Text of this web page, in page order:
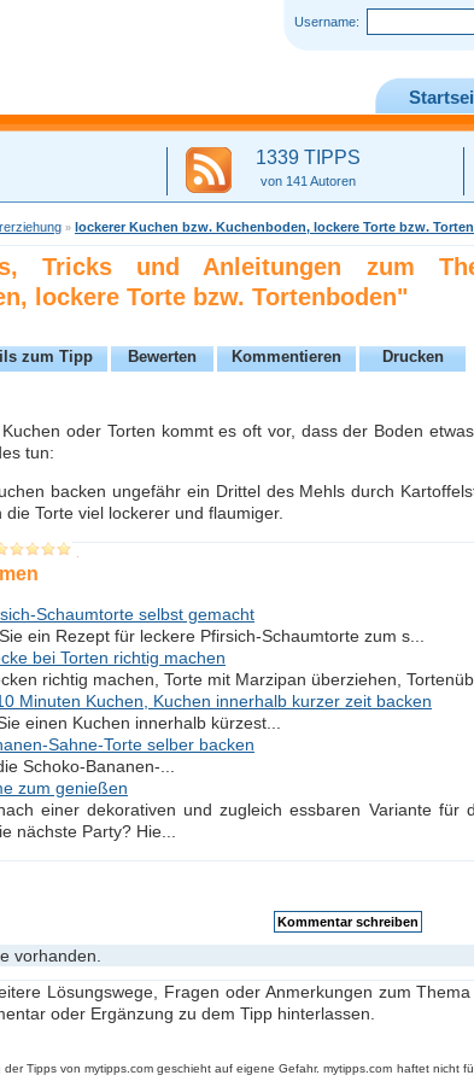
Username:
1339 TIPPS
von 141 Autoren
» lockerer Kuchen bzw. Kuchenboden, lockere Torte bzw.
Tricks und Anleitungen zum
lockere Torte bzw. Tortenboden"
zum Tipp Bewerten Kommentieren Drucken
oder Torten kommt es oft vor, dass der Boden
tun:
backen ungefähr ein Drittel des Mehls durch
Torte viel lockerer und flaumiger.
Schaumtorte selbst gemacht
ein Rezept für leckere Pfirsich-Schaumtorte zum s...
bei Torten richtig machen
richtig machen, Torte mit Marzipan überziehen,
Minuten Kuchen, Kuchen innerhalb kurzer zeit backen
einen Kuchen innerhalb kürzest...
Sahne-Torte selber backen
Schoko-Bananen-...
zum genießen
einer dekorativen und zugleich essbaren Variante für
nächste Party? Hie...
vorhanden.
Lösungswege, Fragen oder Anmerkungen zum
oder Ergänzung zu dem Tipp hinterlassen.
der Tipps von mytipps.com geschieht auf eigene Gefahr. mytipps.com haftet nicht